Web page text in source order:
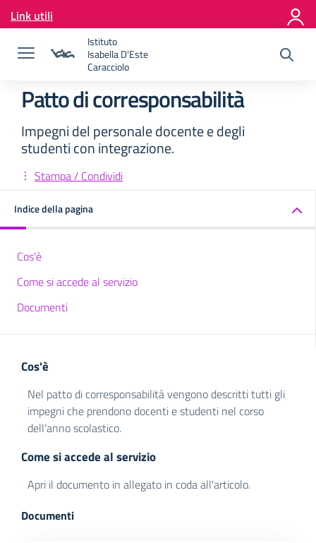
Vai ai contenuti
Vai al menu di navigazione
Link utili
Istituto
Isabella D'Este
Caracciolo
Patto di corresponsabilità
Impegni del personale docente e degli
studenti con integrazione.
Stampa / Condividi
Indice della pagina
Cos'è
Come si accede al servizio
Documenti
Cos'è
Nel patto di corresponsabilità vengono descritti tutti gli
impegni che prendono docenti e studenti nel corso
dell’anno scolastico.
Come si accede al servizio
Apri il documento in allegato in coda all'articolo.
Documenti